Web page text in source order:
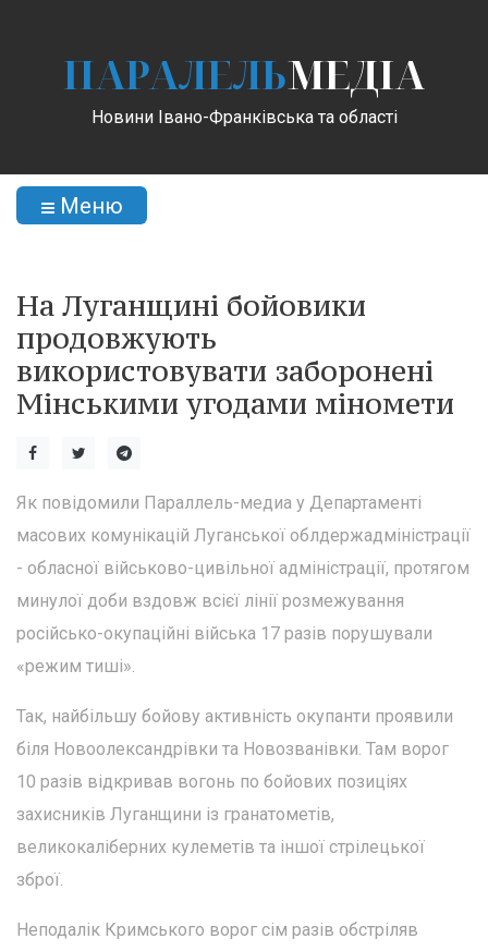
ПАРАЛЕЛЬМЕДІА
Новини Івано-Франківська та області
Меню
На Луганщині бойовики
продовжують
використовувати заборонені
Мінськими угодами міномети
Як повідомили Параллель-медиа у Департаменті
масових комунікацій Луганської облдержадміністрації
- обласної військово-цивільної адміністрації, протягом
минулої доби вздовж всієї лінії розмежування
російсько-окупаційні війська 17 разів порушували
«режим тиші».
Так, найбільшу бойову активність окупанти проявили
біля Новоолександрівки та Новозванівки. Там ворог
10 разів відкривав вогонь по бойових позиціях
захисників Луганщини із гранатометів,
великокаліберних кулеметів та іншої стрілецької
зброї.
Неподалік Кримського ворог сім разів обстріляв